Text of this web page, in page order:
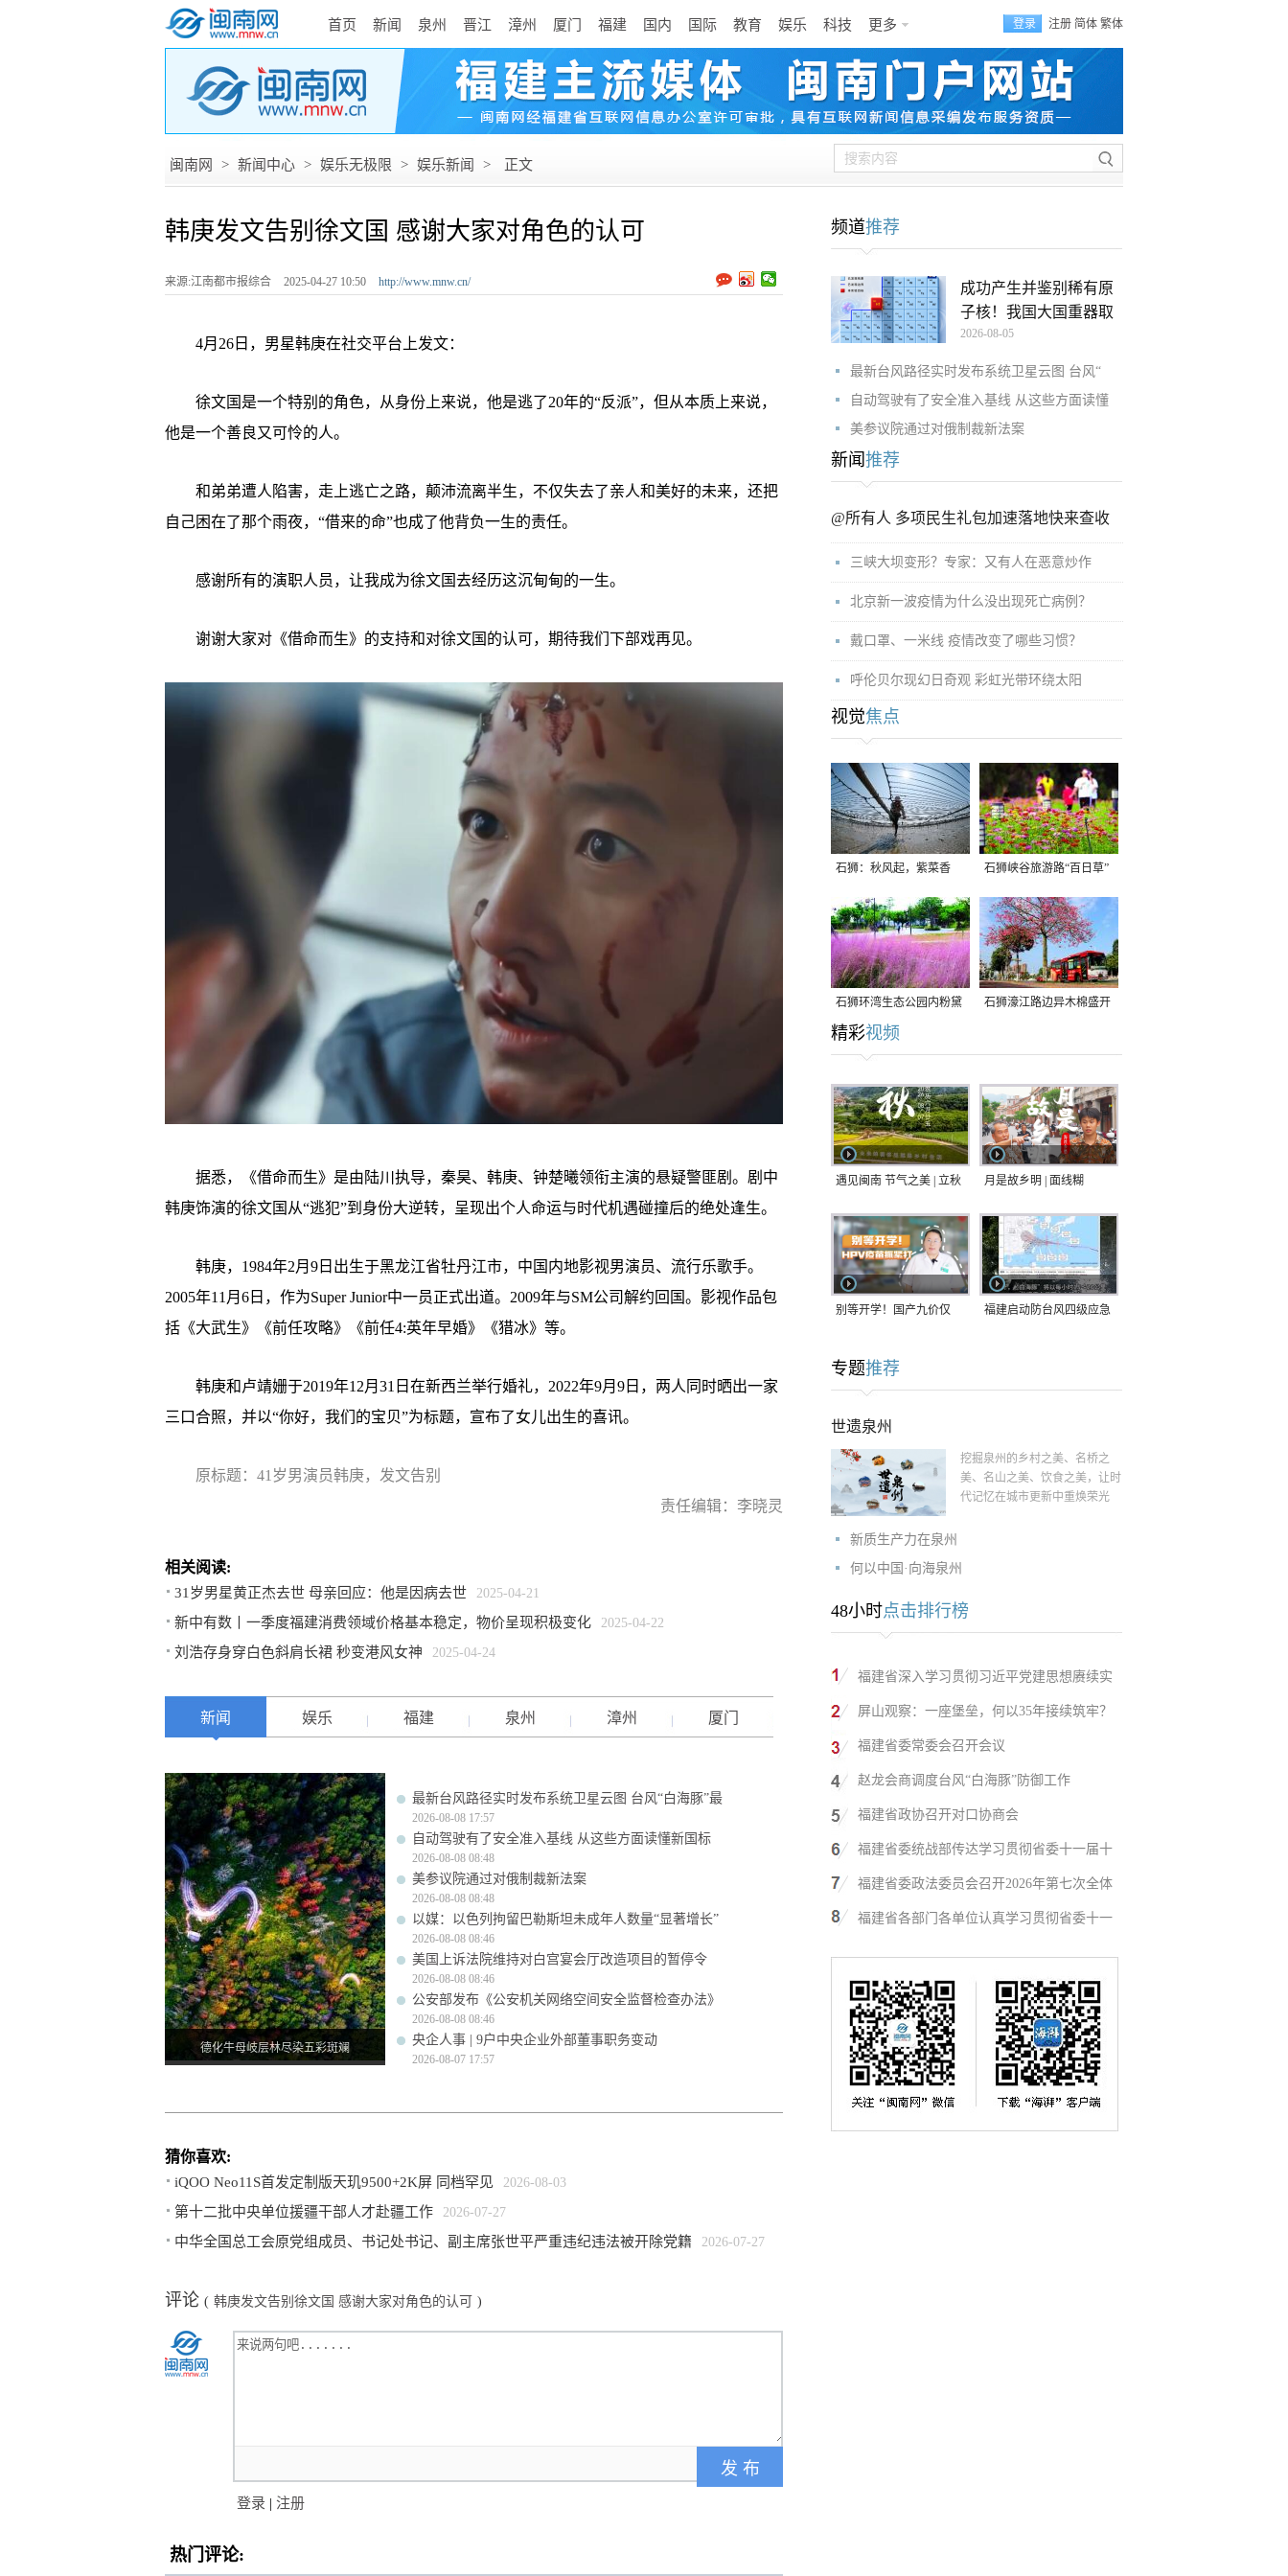
首页 新闻 泉州 晋江 漳州 厦门 福建 国内 国际 教育 娱乐 科技 更多 登录 注册 简体 繁体
闽南网 > 新闻中心 > 娱乐无极限 > 娱乐新闻 > 正文
韩庚发文告别徐文国 感谢大家对角色的认可
来源:江南都市报综合 2025-04-27 10:50 http://www.mnw.cn/
4月26日，男星韩庚在社交平台上发文：
徐文国是一个特别的角色，从身份上来说，他是逃了20年的“反派”，但从本质上来说，
他是一个善良又可怜的人。
和弟弟遭人陷害，走上逃亡之路，颠沛流离半生，不仅失去了亲人和美好的未来，还把
自己困在了那个雨夜，“借来的命”也成了他背负一生的责任。
感谢所有的演职人员，让我成为徐文国去经历这沉甸甸的一生。
谢谢大家对《借命而生》的支持和对徐文国的认可，期待我们下部戏再见。
据悉，《借命而生》是由陆川执导，秦昊、韩庚、钟楚曦领衔主演的悬疑警匪剧。剧中
韩庚饰演的徐文国从“逃犯”到身份大逆转，呈现出个人命运与时代机遇碰撞后的绝处逢生。
韩庚，1984年2月9日出生于黑龙江省牡丹江市，中国内地影视男演员、流行乐歌手。
2005年11月6日，作为Super Junior中一员正式出道。2009年与SM公司解约回国。影视作品包
括《大武生》《前任攻略》《前任4:英年早婚》《猎冰》等。
韩庚和卢靖姗于2019年12月31日在新西兰举行婚礼，2022年9月9日，两人同时晒出一家
三口合照，并以“你好，我们的宝贝”为标题，宣布了女儿出生的喜讯。
原标题：41岁男演员韩庚，发文告别
责任编辑：李晓灵
相关阅读:
31岁男星黄正杰去世 母亲回应：他是因病去世 2025-04-21
新中有数丨一季度福建消费领域价格基本稳定，物价呈现积极变化 2025-04-22
刘浩存身穿白色斜肩长裙 秒变港风女神 2025-04-24
新闻 娱乐 福建 泉州 漳州 厦门
德化牛母岐层林尽染五彩斑斓
最新台风路径实时发布系统卫星云图 台风“白海豚”最
2026-08-08 17:57
自动驾驶有了安全准入基线 从这些方面读懂新国标
2026-08-08 08:48
美参议院通过对俄制裁新法案
2026-08-08 08:48
以媒：以色列拘留巴勒斯坦未成年人数量“显著增长”
2026-08-08 08:46
美国上诉法院维持对白宫宴会厅改造项目的暂停令
2026-08-08 08:46
公安部发布《公安机关网络空间安全监督检查办法》
2026-08-08 08:46
央企人事 | 9户中央企业外部董事职务变动
2026-08-07 17:57
猜你喜欢:
iQOO Neo11S首发定制版天玑9500+2K屏 同档罕见 2026-08-03
第十二批中央单位援疆干部人才赴疆工作 2026-07-27
中华全国总工会原党组成员、书记处书记、副主席张世平严重违纪违法被开除党籍 2026-07-27
评论 ( 韩庚发文告别徐文国 感谢大家对角色的认可 )
登录 | 注册
热门评论:
频道推荐
成功产生并鉴别稀有原
子核！我国大国重器取
2026-08-05
最新台风路径实时发布系统卫星云图 台风“
自动驾驶有了安全准入基线 从这些方面读懂
美参议院通过对俄制裁新法案
新闻 推荐
@所有人 多项民生礼包加速落地快来查收
三峡大坝变形？专家：又有人在恶意炒作
北京新一波疫情为什么没出现死亡病例？
戴口罩、一米线 疫情改变了哪些习惯？
呼伦贝尔现幻日奇观 彩虹光带环绕太阳
视觉焦点
石狮：秋风起，紫菜香 石狮峡谷旅游路“百日草”
争相斗艳
石狮环湾生态公园内粉黛
乱子草盛放
石狮濠江路边异木棉盛开
精彩视频
遇见闽南 节气之美 | 立秋 月是故乡明 | 面线糊
别等开学！国产九价仅
紧打
福建启动防台风四级应急
专题推荐
世遗泉州
挖掘泉州的乡村之美、名桥之
美、名山之美、饮食之美，让时
代记忆在城市更新中重焕荣光
新质生产力在泉州
何以中国·向海泉州
48小时点击排行榜
福建省深入学习贯彻习近平党建思想赓续实
屏山观察：一座堡垒，何以35年接续筑牢？
福建省委常委会召开会议
赵龙会商调度台风“白海豚”防御工作
福建省政协召开对口协商会
福建省委统战部传达学习贯彻省委十一届十
福建省委政法委员会召开2026年第七次全体
福建省各部门各单位认真学习贯彻省委十一